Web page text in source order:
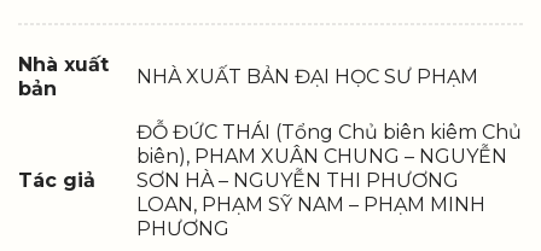
Nhà xuất
bản
NHÀ XUẤT BẢN ĐẠI HỌC SƯ PHẠM
Tác giả
ĐỖ ĐỨC THÁI (Tổng Chủ biên kiêm Chủ
biên), PHAM XUÂN CHUNG – NGUYỄN
SƠN HÀ – NGUYỄN THI PHƯƠNG
LOAN, PHẠM SỸ NAM – PHẠM MINH
PHƯƠNG